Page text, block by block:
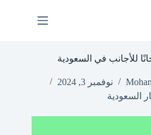
للأجانب في السعودية
نوفمبر 3, 2024
السعودية